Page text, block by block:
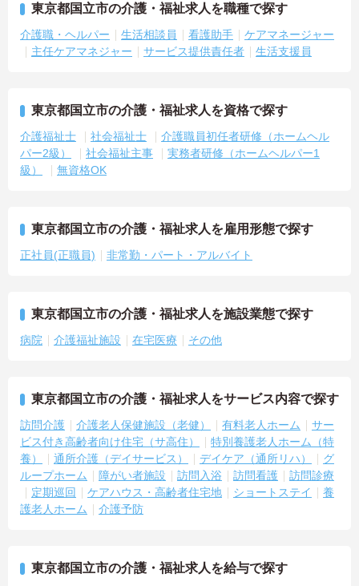
東京都国立市の介護・福祉求人を職種で探す
介護職・ヘルパー 生活相談員 看護助手
ケアマネージャー
主任ケアマネジャー
サービス提供責任者 生活支援員
東京都国立市の介護・福祉求人を資格で探す
介護福祉士 社会福祉士
介護職員初任者研修（ホームヘル
パー2級）
社会福祉主事
実務者研修（ホームヘルパー1
級）
無資格OK
東京都国立市の介護・福祉求人を雇用形態で探す
正社員(正職員) 非常勤・パート・アルバイト
東京都国立市の介護・福祉求人を施設業態で探す
病院 介護福祉施設 在宅医療 その他
東京都国立市の介護・福祉求人をサービス内容で探す
訪問介護 介護老人保健施設（老健） 有料老人ホーム
サー
ビス付き高齢者向け住宅（サ高住）
特別養護老人ホーム（特
養）
通所介護（デイサービス） デイケア（通所リハ）
グ
ループホーム
障がい者施設 訪問入浴 訪問看護
訪問診療
定期巡回
ケアハウス・高齢者住宅地 ショートステイ
養
護老人ホーム
介護予防
東京都国立市の介護・福祉求人を給与で探す